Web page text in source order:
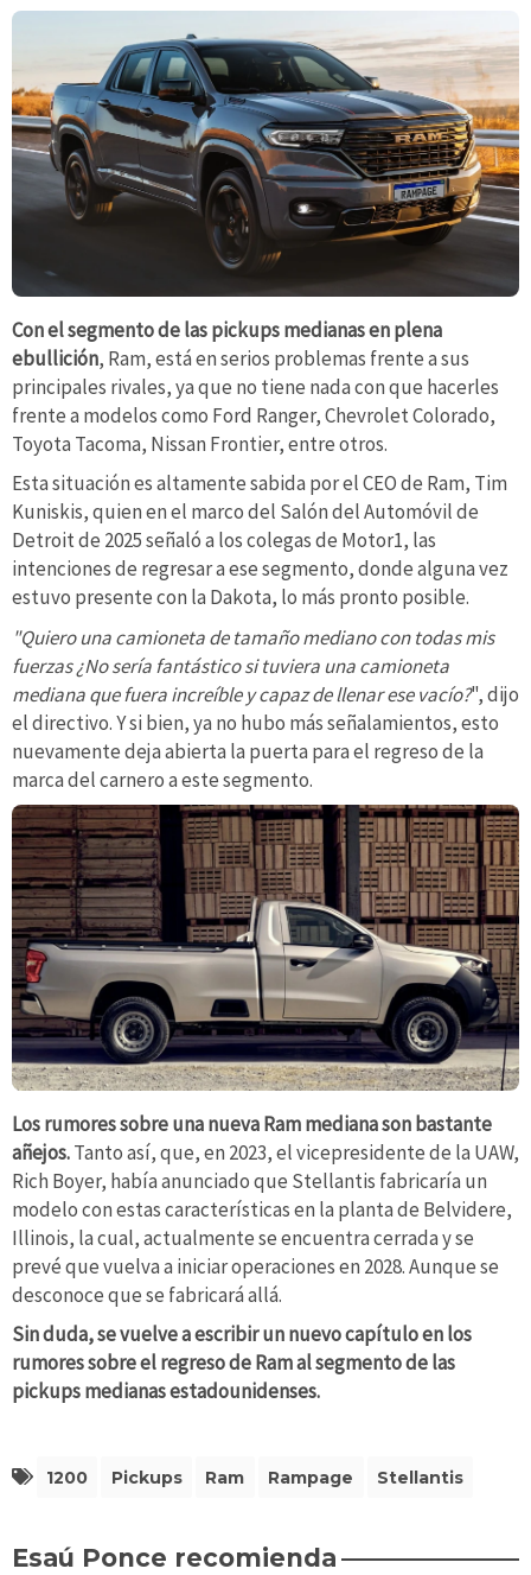
Con el segmento de las pickups medianas en plena
ebullición, Ram, está en serios problemas frente a sus
principales rivales, ya que no tiene nada con que hacerles
frente a modelos como Ford Ranger, Chevrolet Colorado,
Toyota Tacoma, Nissan Frontier, entre otros.
Esta situación es altamente sabida por el CEO de Ram, Tim
Kuniskis, quien en el marco del Salón del Automóvil de
Detroit de 2025 señaló a los colegas de Motor1, las
intenciones de regresar a ese segmento, donde alguna vez
estuvo presente con la Dakota, lo más pronto posible.
"Quiero una camioneta de tamaño mediano con todas mis
fuerzas ¿No sería fantástico si tuviera una camioneta
mediana que fuera increíble y capaz de llenar ese vacío?", dijo
el directivo. Y si bien, ya no hubo más señalamientos, esto
nuevamente deja abierta la puerta para el regreso de la
marca del carnero a este segmento.
Los rumores sobre una nueva Ram mediana son bastante
añejos.Tanto así, que, en 2023, el vicepresidente de la UAW,
Rich Boyer, había anunciado que Stellantis fabricaría un
modelo con estas características en la planta de Belvidere,
Illinois, la cual, actualmente se encuentra cerrada y se
prevé que vuelva a iniciar operaciones en 2028. Aunque se
desconoce que se fabricará allá.
Sin duda, se vuelve a escribir un nuevo capítulo en los
rumores sobre el regreso de Ram al segmento de las
pickups medianas estadounidenses.
1200 Pickups Ram Rampage Stellantis
Esaú Ponce recomienda